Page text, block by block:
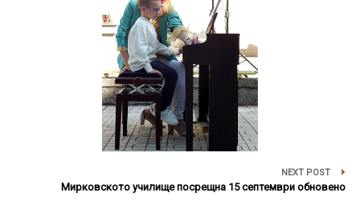
NEXT POST
Мирковското училище посрещна 15 септември обновено